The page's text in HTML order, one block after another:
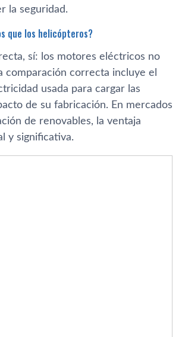
la seguridad.
que los helicópteros?
sí: los motores eléctricos no
comparación correcta incluye el
usada para cargar las
de su fabricación. En mercados
de renovables, la ventaja
y significativa.